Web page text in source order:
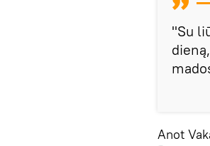
"Su
Anot